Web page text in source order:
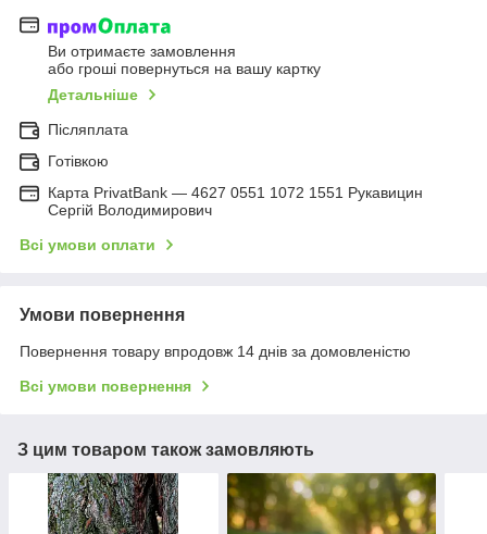
Ви отримаєте замовлення
або гроші повернуться на вашу картку
Детальніше
Післяплата
Готівкою
Карта PrivatBank — 4627 0551 1072 1551 Рукавицин
Сергій Володимирович
Всі умови оплати
Умови повернення
Повернення товару впродовж 14 днів за домовленістю
Всі умови повернення
З цим товаром також замовляють